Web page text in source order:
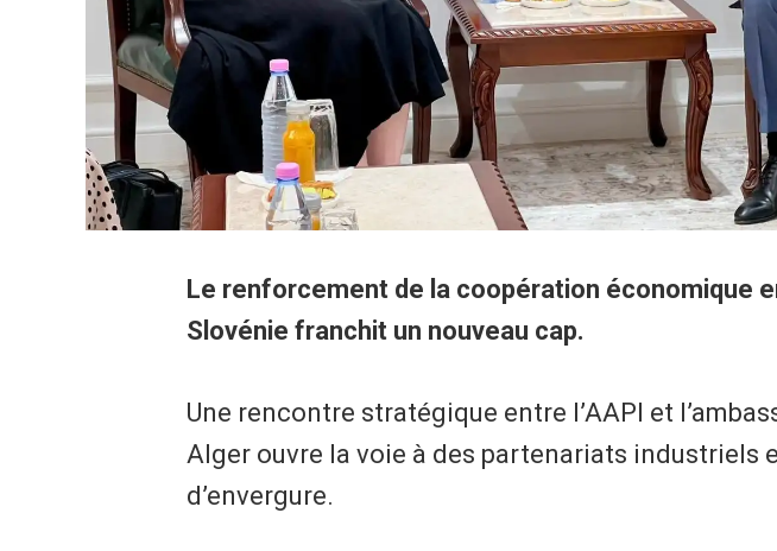
Le renforcement de la coopération économique
Slovénie franchit un nouveau cap.
Une rencontre stratégique entre l’AAPI et
Alger ouvre la voie à des partenariats industriels
d’envergure.